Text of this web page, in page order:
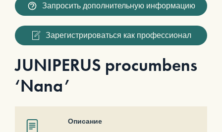
Запросить дополнительную информацию
Зарегистрироваться как профессионал
JUNIPERUS procumbens
‘Nana’
Описание